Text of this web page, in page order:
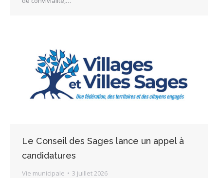
Le Conseil des Sages lance un appel à
candidatures
Vie municipale
3 juillet 2026